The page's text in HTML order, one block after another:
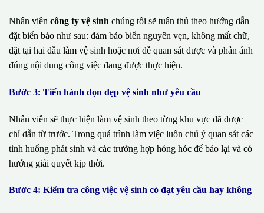
Nhân viên công ty vệ sinh chúng tôi sẽ tuân thủ theo hướng dẫn
đặt biển báo như sau: đảm bảo biển nguyên vẹn, không mất chữ,
đặt tại hai đầu làm vệ sinh hoặc nơi dễ quan sát được và phản ánh
đúng nội dung công việc đang được thực hiện.
Bước 3: Tiến hành dọn dẹp vệ sinh như yêu cầu
Nhân viên sẽ thực hiện làm vệ sinh theo từng khu vực đã được
chỉ dẫn từ trước. Trong quá trình làm việc luôn chú ý quan sát các
tình huống phát sinh và các trường hợp hỏng hóc để báo lại và có
hướng giải quyết kịp thời.
Bước 4: Kiểm tra công việc vệ sinh có đạt yêu cầu hay không